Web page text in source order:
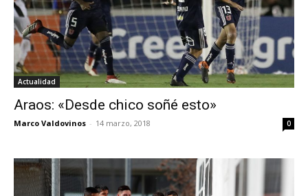
Actualidad
Araos: «Desde chico soñé esto»
Marco Valdovinos - 14 marzo, 2018 0